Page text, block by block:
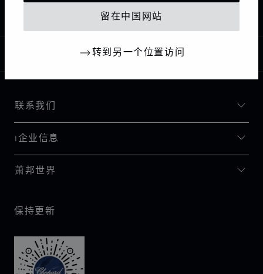
留在中国网站
转到另一个位置访问
本地化（更改国家/地区）
更改国家/地区
联系我们
I企业信息
萧邦世界
保持更新